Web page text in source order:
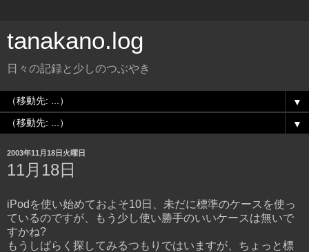
tanakano.log
日々の記録と少しのつぶやき
▼
▼
2003年11月18日火曜日
11月18日
iPodを使い始めておよそ10日、未だに標準のケースを使っ
ているのですが、もう少し使い勝手のいいケースは無いで
すかね?
もうしばらく探してみるつもりではいますが、ちょっと標